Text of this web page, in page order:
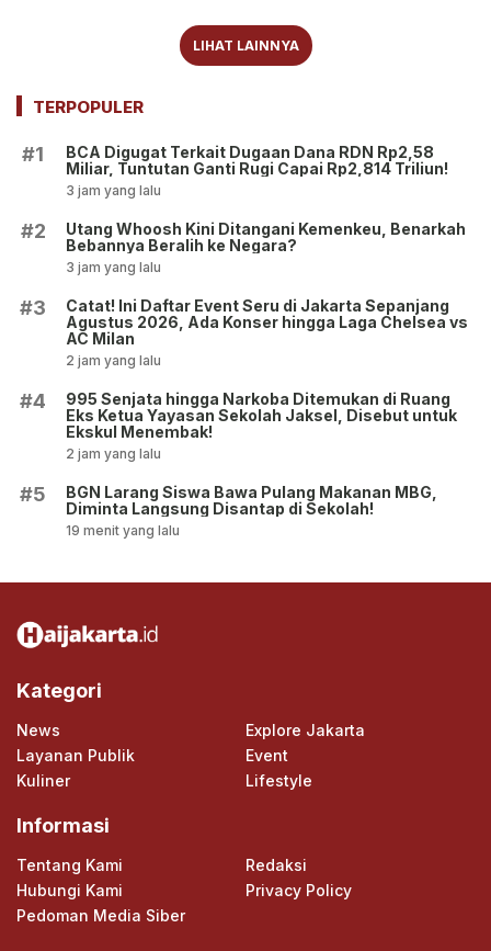
LIHAT LAINNYA
TERPOPULER
#1
BCA Digugat Terkait Dugaan Dana RDN Rp2,58
Miliar, Tuntutan Ganti Rugi Capai Rp2,814 Triliun!
3 jam yang lalu
#2
Utang Whoosh Kini Ditangani Kemenkeu, Benarkah
Bebannya Beralih ke Negara?
3 jam yang lalu
#3
Catat! Ini Daftar Event Seru di Jakarta Sepanjang
Agustus 2026, Ada Konser hingga Laga Chelsea vs
AC Milan
2 jam yang lalu
#4
995 Senjata hingga Narkoba Ditemukan di Ruang
Eks Ketua Yayasan Sekolah Jaksel, Disebut untuk
Ekskul Menembak!
2 jam yang lalu
#5
BGN Larang Siswa Bawa Pulang Makanan MBG,
Diminta Langsung Disantap di Sekolah!
19 menit yang lalu
Kategori
News
Explore Jakarta
Layanan Publik
Event
Kuliner
Lifestyle
Informasi
Tentang Kami
Redaksi
Hubungi Kami
Privacy Policy
Pedoman Media Siber